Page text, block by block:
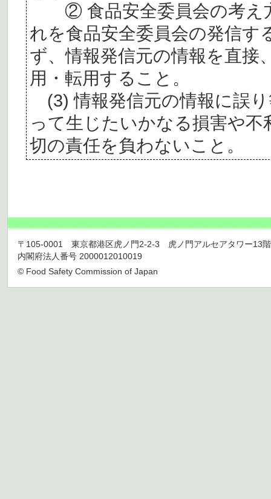
② 食品安全委員会の考え
れを食品安全委員会の発信す
ず、情報発信元の情報を直接
用・転用すること。
(3) 情報発信元の情報に誤
って生じたいかなる損害や
切の責任を負わないこと。
〒105-0001 東京都港区虎ノ門2-2-3 虎ノ門アルセアタワー13
内閣府法人番号 2000012010019
© Food Safety Commission of Japan